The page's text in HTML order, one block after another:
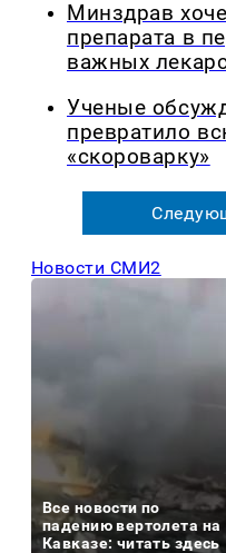
Минздрав
препарата в
важных
Ученые
превратило
«скороварку»
Новости СМИ2
Все новости по
падению вертолета на
Кавказе: читать здесь